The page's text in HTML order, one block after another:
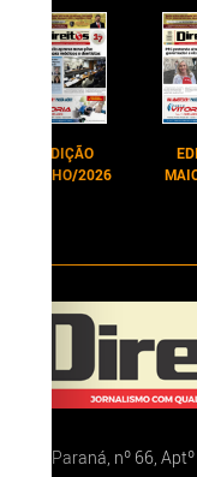
EDIÇÃO
JUNHO/2026
Rua Paraná, nº 66,